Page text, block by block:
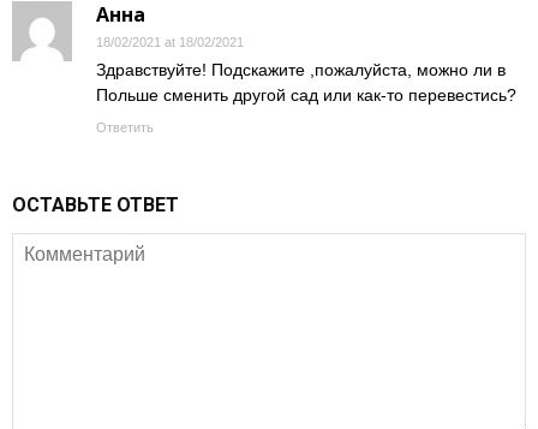
Анна
18/02/2021 at 18/02/2021
Здравствуйте! Подскажите ,пожалуйста, можно ли в
Польше сменить другой сад или как-то перевестись?
Ответить
ОСТАВЬТЕ ОТВЕТ